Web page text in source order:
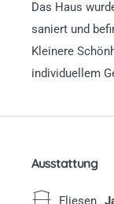
Das Haus
saniert und
Kleinere
individuellem
Ausstattung
Fliesen